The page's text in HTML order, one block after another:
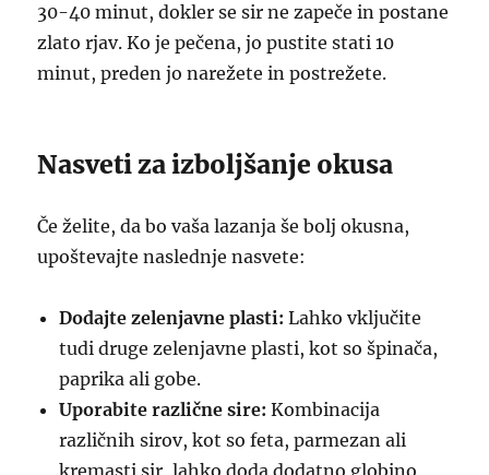
30-40 minut, dokler se sir ne zapeče in postane
zlato rjav. Ko je pečena, jo pustite stati 10
minut, preden jo narežete in postrežete.
Nasveti za izboljšanje okusa
Če želite, da bo vaša lazanja še bolj okusna,
upoštevajte naslednje nasvete:
Dodajte zelenjavne plasti: Lahko vključite
tudi druge zelenjavne plasti, kot so špinača,
paprika ali gobe.
Uporabite različne sire: Kombinacija
različnih sirov, kot so feta, parmezan ali
kremasti sir, lahko doda dodatno globino